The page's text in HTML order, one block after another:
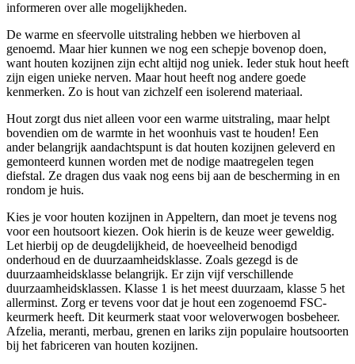
informeren over alle mogelijkheden.
De warme en sfeervolle uitstraling hebben we hierboven al
genoemd. Maar hier kunnen we nog een schepje bovenop doen,
want houten kozijnen zijn echt altijd nog uniek. Ieder stuk hout heeft
zijn eigen unieke nerven. Maar hout heeft nog andere goede
kenmerken. Zo is hout van zichzelf een isolerend materiaal.
Hout zorgt dus niet alleen voor een warme uitstraling, maar helpt
bovendien om de warmte in het woonhuis vast te houden! Een
ander belangrijk aandachtspunt is dat houten kozijnen geleverd en
gemonteerd kunnen worden met de nodige maatregelen tegen
diefstal. Ze dragen dus vaak nog eens bij aan de bescherming in en
rondom je huis.
Kies je voor houten kozijnen in Appeltern, dan moet je tevens nog
voor een houtsoort kiezen. Ook hierin is de keuze weer geweldig.
Let hierbij op de deugdelijkheid, de hoeveelheid benodigd
onderhoud en de duurzaamheidsklasse. Zoals gezegd is de
duurzaamheidsklasse belangrijk. Er zijn vijf verschillende
duurzaamheidsklassen. Klasse 1 is het meest duurzaam, klasse 5 het
allerminst. Zorg er tevens voor dat je hout een zogenoemd FSC-
keurmerk heeft. Dit keurmerk staat voor weloverwogen bosbeheer.
Afzelia, meranti, merbau, grenen en lariks zijn populaire houtsoorten
bij het fabriceren van houten kozijnen.